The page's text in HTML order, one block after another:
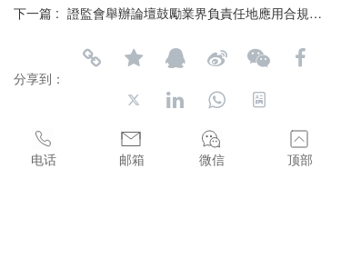
电话 邮箱 微信 顶部
下一篇 : 證監會舉辦論壇鼓勵業界負責任地應用合規科技以打擊洗錢及恐怖分子資金籌集
分享到：
长按或扫码识别 分享给好友